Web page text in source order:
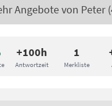
+100h
Antwortzeit
1
Merkliste
Angebote von Peter